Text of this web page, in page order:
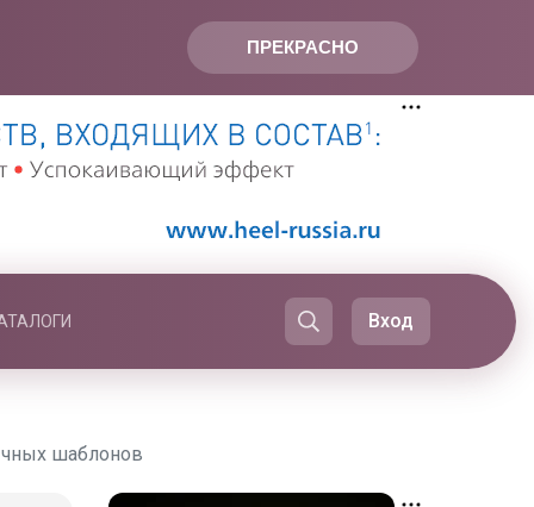
ПРЕКРАСНО
Вход
шаблонов